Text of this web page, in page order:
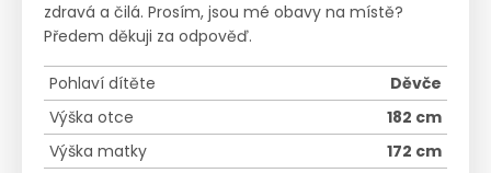
zdravá a čilá. Prosím, jsou mé obavy na místě?
Předem děkuji za odpověď.
Pohlaví dítěte
Děvče
Výška otce
182 cm
Výška matky
172 cm